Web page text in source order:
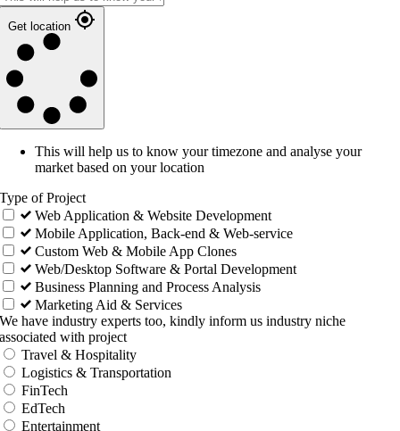
Get location
This will help us to know your timezone and analyse your
market based on your location
Type of Project
Web Application & Website Development
Mobile Application, Back-end & Web-service
Custom Web & Mobile App Clones
Web/Desktop Software & Portal Development
Business Planning and Process Analysis
Marketing Aid & Services
We have industry experts too, kindly inform us industry niche
associated with project
Travel & Hospitality
Logistics & Transportation
FinTech
EdTech
Entertainment